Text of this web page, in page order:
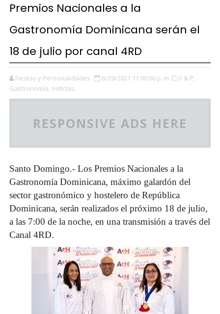
Premios Nacionales a la
Gastronomía Dominicana serán el
18 de julio por canal 4RD
Fiestas y Personalidades 6/29/2021 11:00:00 p. m.
F & P,
Gastronomía, noticias,
RESPONSIVE ADS HERE
Santo Domingo.- Los Premios Nacionales a la
Gastronomía Dominicana, máximo galardón del
sector gastronómico y hostelero de República
Dominicana, serán realizados el próximo 18 de julio,
a las 7:00 de la noche, en una transmisión a través del
Canal 4RD.